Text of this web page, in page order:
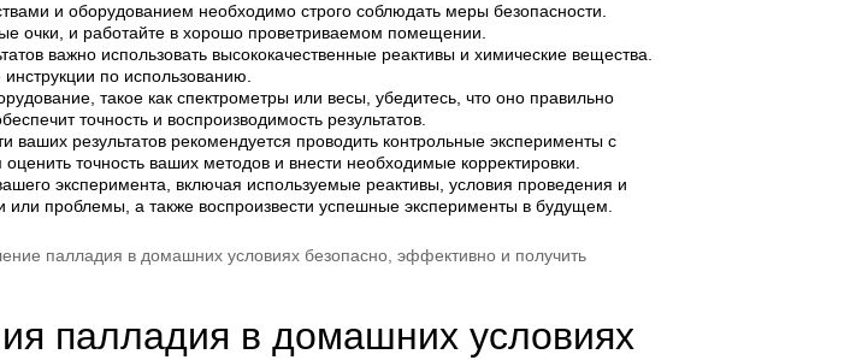
и оборудованием необходимо строго соблюдать меры безопасности.
очки, и работайте в хорошо проветриваемом помещении.
важно использовать высококачественные реактивы и химические вещества.
по использованию.
такое как спектрометры или весы, убедитесь, что оно правильно
точность и воспроизводимость результатов.
результатов рекомендуется проводить контрольные эксперименты с
точность ваших методов и внести необходимые корректировки.
эксперимента, включая используемые реактивы, условия проведения и
проблемы, а также воспроизвести успешные эксперименты в будущем.
палладия в домашних условиях безопасно, эффективно и получить
палладия в домашних условиях